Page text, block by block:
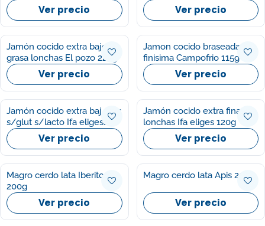
Ver precio
pozo 250gVer precio
Jamón cocido extra bajo
grasa lonchas El pozo 225g
Ver precio
Jamon cocido braseada
finisima Campofrio 115g
Ver precio
Jamón cocido extra baj gras
s/glut s/lacto Ifa eliges
200g
Ver precio
Jamón cocido extra finas
lonchas Ifa eliges 120g
Ver precio
Magro cerdo lata Iberitos
200g
Ver precio
Magro cerdo lata Apis 200g
Ver precio